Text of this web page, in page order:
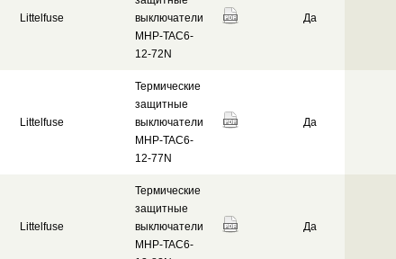
Littelfuse
выключатели
MHP-TAC6-
12-72N
Да
Littelfuse
Термические
защитные
выключатели
MHP-TAC6-
12-77N
Да
Littelfuse
Термические
защитные
выключатели
MHP-TAC6-
Да